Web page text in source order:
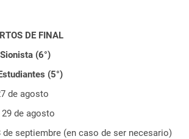
DE FINAL
(6°)
(5°)
de agosto
de agosto
de septiembre (en caso de ser necesario)